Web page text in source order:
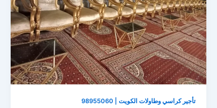
تأجير كراسي وطاولات الكويت | 98955060